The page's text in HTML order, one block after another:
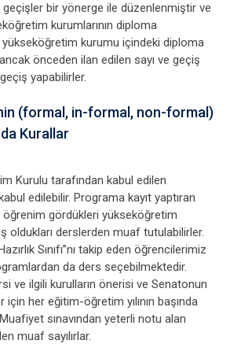
geçişler bir yönerge ile düzenlenmiştir ve
kurumlarının diploma
yükseköğretim kurumu içindeki diploma
önceden ilan edilen sayı ve geçiş
yapabilirler.
(formal, in-formal, non-formal)
Kurallar
Kurulu tarafından kabul edilen
edilebilir. Programa kayıt yaptıran
gördükleri yükseköğretim
oldukları derslerden muaf tutulabilirler.
Sınıfı”nı takip eden öğrencilerimiz
da ders seçebilmektedir.
ve ilgili kurulların önerisi ve Senatonun
her eğitim-öğretim yılının başında
Muafiyet sınavından yeterli notu alan
muaf sayılırlar.